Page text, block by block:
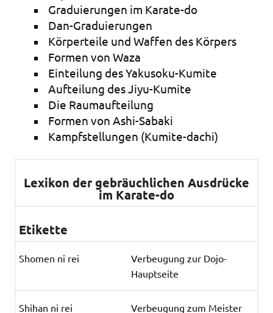
Graduierungen im Karate-do
Dan-Graduierungen
Körperteile und Waffen des Körpers
Formen von Waza
Einteilung des Yakusoku-Kumite
Aufteilung des Jiyu-Kumite
Die Raumaufteilung
Formen von Ashi-Sabaki
Kampfstellungen (Kumite-dachi)
Lexikon der gebräuchlichen Ausdrücke
im Karate-do
Etikette
Shomen ni rei
Verbeugung zur Dojo-
Hauptseite
Shihan ni rei Verbeugung zum Meister